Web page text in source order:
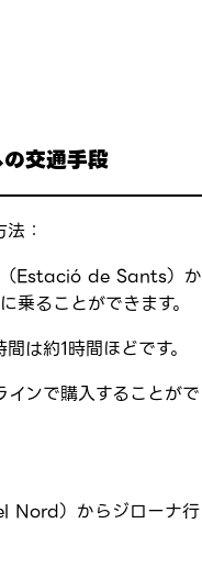
交通手段
：
（Estació de Sants）か
乗ることができます。
は約1時間ほどです。
ンで購入することがで
Nord）からジローナ行